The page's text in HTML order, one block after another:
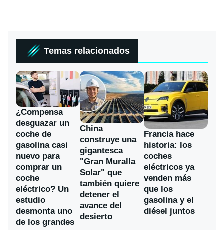
Temas relacionados
¿Compensa
desguazar un
coche de
gasolina casi
nuevo para
comprar un
coche
eléctrico? Un
estudio
desmonta uno
de los grandes
China
construye una
gigantesca
"Gran Muralla
Solar" que
también quiere
detener el
avance del
desierto
Francia hace
historia: los
coches
eléctricos ya
venden más
que los
gasolina y el
diésel juntos